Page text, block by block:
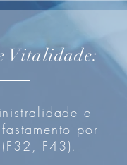
Vitalidade:
e
por
F43).